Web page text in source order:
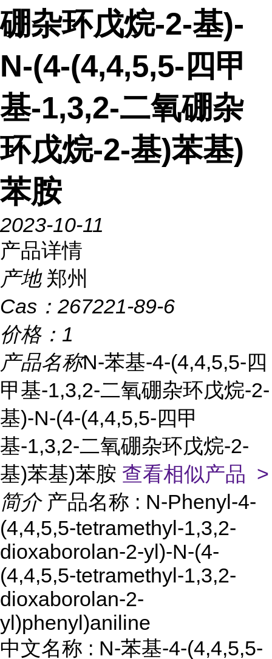
硼杂环戊烷-2-基)-
N-(4-(4,4,5,5-四甲
基-1,3,2-二氧硼杂
环戊烷-2-基)苯基)
苯胺
2023-10-11
产品详情
产地 郑州
Cas： 267221-89-6
价格： 1
产品名称N-苯基-4-(4,4,5,5-四
甲基-1,3,2-二氧硼杂环戊烷-2-
基)-N-(4-(4,4,5,5-四甲
基-1,3,2-二氧硼杂环戊烷-2-
基)苯基)苯胺 查看相似产品 >
简介 产品名称 : N-Phenyl-4-
(4,4,5,5-tetramethyl-1,3,2-
dioxaborolan-2-yl)-N-(4-
(4,4,5,5-tetramethyl-1,3,2-
dioxaborolan-2-
yl)phenyl)aniline
中文名称 : N-苯基-4-(4,4,5,5-